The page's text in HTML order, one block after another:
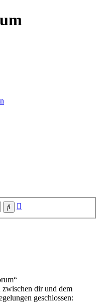
Suche
dir und dem
geschlossen: